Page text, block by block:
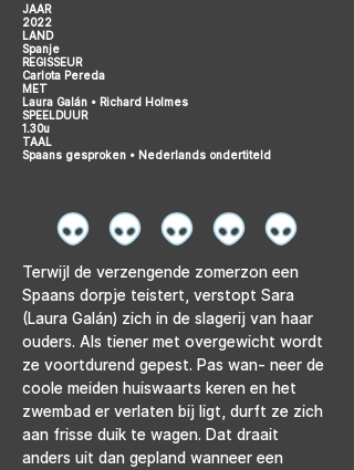
JAAR
2022
LAND
Spanje
REGISSEUR
Carlota Pereda
MET
Laura Galán • Richard Holmes
SPEELDUUR
1.30u
TAAL
Spaans gesproken • Nederlands ondertiteld
Terwijl de verzengende zomerzon een
Spaans dorpje teistert, verstopt Sara
(Laura Galán) zich in de slagerij van haar
ouders. Als tiener met overgewicht wordt
ze voortdurend gepest. Pas wan- neer de
coole meiden huiswaarts keren en het
zwembad er verlaten bij ligt, durft ze zich
aan frisse duik te wagen. Dat draait
anders uit dan gepland wanneer een